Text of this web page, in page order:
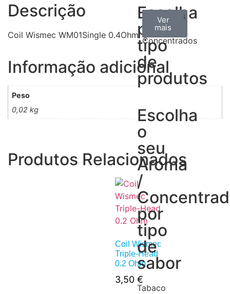
Escolha
por
tipo
de
produtos
Aromas
Concentrados
Ver
todos
Bases
Ver
mais
Accesorios
Ver
mais
Escolha
o
seu
Aroma
/
por
tipo
de
sabor
Tabaco
Descrição
Coil Wismec WM01Single 0.4Ohm
Informação adicional
Peso
0,02 kg
Produtos Relacionados
Coil Wismec
Triple-Head
0.2 Ohm
3,50 €